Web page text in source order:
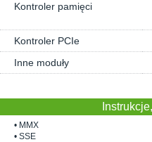
Kontroler pamięci
Kontroler PCIe
Inne moduły
• MMX
• SSE